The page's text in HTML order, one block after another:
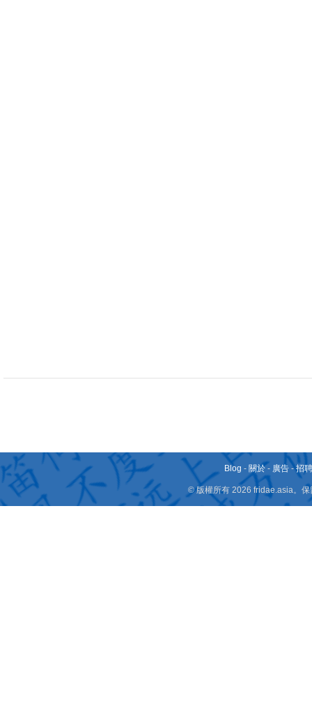
Blog - 關於 - 廣告 -招
© 版權所有 2026 fridae.asia。